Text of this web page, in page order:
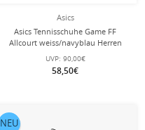
Asics
Asics Tennisschuhe Game FF
Allcourt weiss/navyblau Herren
UVP: 90,00€
58,50€
NEU